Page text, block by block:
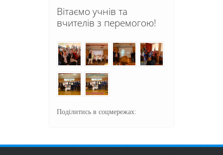
Вітаємо учнів та
вчителів з перемогою!
Поділитись в соцмережах: